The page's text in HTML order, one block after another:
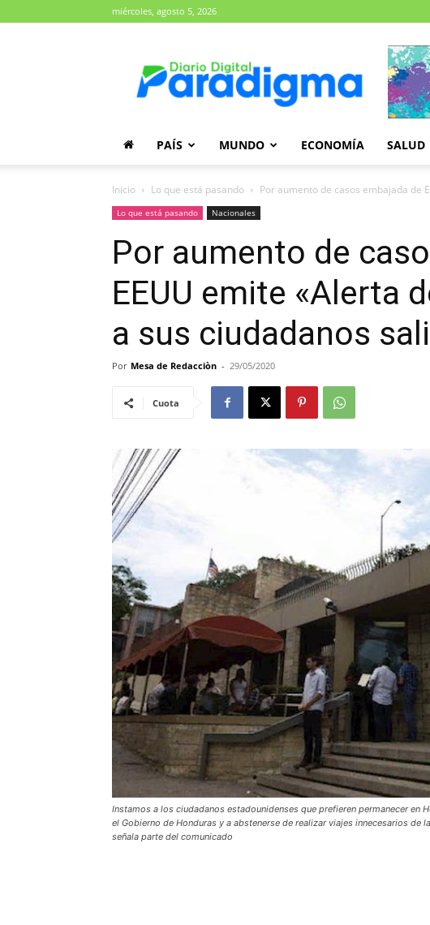
miércoles, agosto 5, 2026
Paradigma
PAÍS MUNDO ECONOMÍA SALUD
Inicio Lo que está pasando Por aumento de casos embajada de
Lo que está pasando Nacionales
Por aumento de
EEUU emite «Alerta
a sus ciudadanos
Por Mesa de Redacciòn - 29/05/2020
Cuota
Instamos a los ciudadanos estadounidenses que prefieren permanecer en
el Gobierno de Honduras y a abstenerse de realizar viajes innecesarios de
señala parte del comunicado